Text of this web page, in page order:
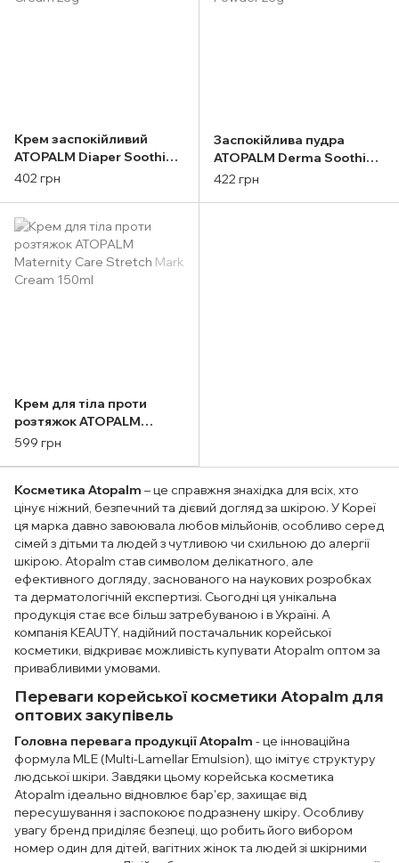
Крем заспокійливий
ATOPALM Diaper Soothing
Cream 23g
402 грн
Заспокійлива пудра
ATOPALM Derma Soothing
Powder 23g
422 грн
Крем для тіла проти
розтяжок ATOPALM
Maternity Care Stretch
599 грн
Косметика Atopalm – це справжня знахідка для всіх, хто
цінує ніжний, безпечний та дієвий догляд за шкірою. У Кореї
ця марка давно завоювала любов мільйонів, особливо серед
сімей з дітьми та людей з чутливою чи схильною до алергії
шкірою. Atopalm став символом делікатного, але
ефективного догляду, заснованого на наукових розробках
та дерматологічній експертизі. Сьогодні ця унікальна
продукція стає все більш затребуваною і в Україні. А
компанія KEAUTY, надійний постачальник корейської
косметики, відкриває можливість купувати Atopalm оптом за
привабливими умовами.
Переваги корейської косметики Atopalm для
оптових закупівель
Головна перевага продукції Atopalm - це інноваційна
формула MLE (Multi-Lamellar Emulsion), що імітує структуру
людської шкіри. Завдяки цьому корейська косметика
Atopalm ідеально відновлює бар'єр, захищає від
пересушування і заспокоює подразнену шкіру. Особливу
увагу бренд приділяє безпеці, що робить його вибором
номер один для дітей, вагітних жінок та людей зі шкірними